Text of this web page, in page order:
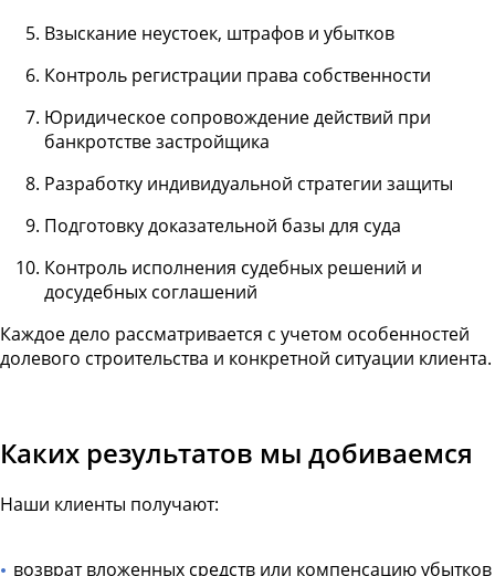
Взыскание неустоек, штрафов и убытков
Контроль регистрации права собственности
Юридическое сопровождение действий при
банкротстве застройщика
Разработку индивидуальной стратегии защиты
Подготовку доказательной базы для суда
Контроль исполнения судебных решений и
досудебных соглашений
Каждое дело рассматривается с учетом особенностей
долевого строительства и конкретной ситуации клиента.
Каких результатов мы добиваемся
Наши клиенты получают:
возврат вложенных средств или компенсацию убытков